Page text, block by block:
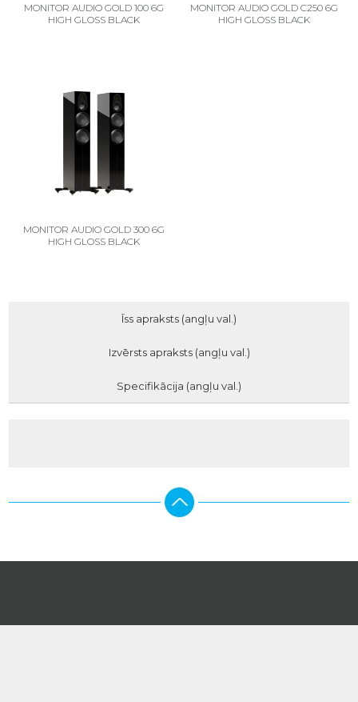
MONITOR AUDIO GOLD 100 6G
HIGH GLOSS BLACK
MONITOR AUDIO GOLD C250 6G
HIGH GLOSS BLACK
MONITOR AUDIO GOLD 300 6G
HIGH GLOSS BLACK
Īss apraksts (angļu val.)
Izvērsts apraksts (angļu val.)
Specifikācija (angļu val.)